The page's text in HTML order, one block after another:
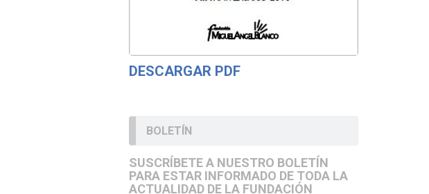
DESCARGAR PDF
BOLETÍN
SUSCRÍBETE A NUESTRO BOLETÍN
PARA ESTAR INFORMADO DE TODA LA
ACTUALIDAD DE LA FUNDACIÓN